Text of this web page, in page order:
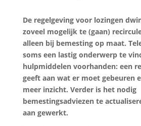
De regelgeving voor lozingen
zoveel mogelijk te (gaan)
alleen bij bemesting op maat.
soms een lastig onderwerp te
hulpmiddelen voorhanden: een
geeft aan wat er moet gebeuren
meer inzicht. Verder is het nodig
bemestingsadviezen te
aan gewerkt.